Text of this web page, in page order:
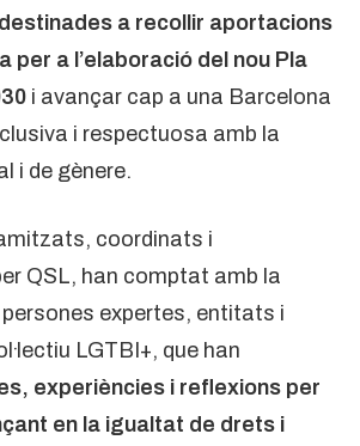
a recollir aportacions
per a l’elaboració del nou Pla
i avançar cap a una Barcelona
i respectuosa amb la
i de gènere.
coordinats i
QSL, han comptat amb la
expertes, entitats i
LGTBI+, que han
experiències i reflexions per
en la igualtat de drets i